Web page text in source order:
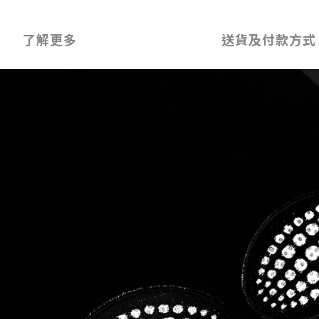
了解更多 送貨及付款方式